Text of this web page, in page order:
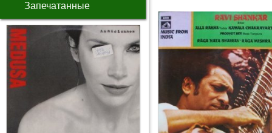
Запечатанные